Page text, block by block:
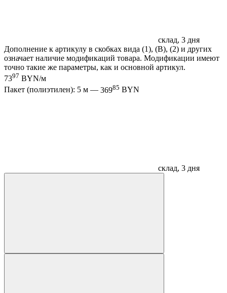
склад, 3 дня
Дополнение к артикулу в скобках вида (1), (B), (2) и других
означает наличие модификаций товара. Модификации имеют
точно такие же параметры, как и основной артикул.
7397 BYN/м
Пакет (полиэтилен): 5 м — 36985 BYN
склад, 3 дня